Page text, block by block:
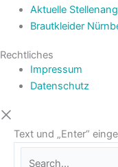
Aktuelle
Brautkleider
Rechtliches
Impressum
Datenschutz
Text und „Enter“